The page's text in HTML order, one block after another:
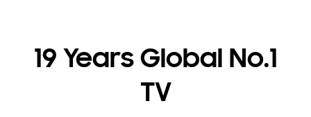
19 Years Global No.1
TV